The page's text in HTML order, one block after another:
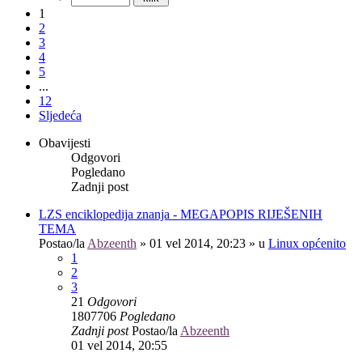
1
2
3
4
5
...
12
Sljedeća
Obavijesti
Odgovori
Pogledano
Zadnji post
LZS enciklopedija znanja - MEGAPOPIS RIJEŠENIH
TEMA
Postao/la Abzeenth » 01 vel 2014, 20:23 » u Linux općenito
1
2
3
21 Odgovori
1807706 Pogledano
Zadnji postPostao/la Abzeenth
01 vel 2014, 20:55